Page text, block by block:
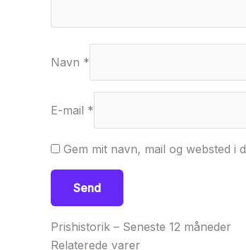
Navn *
E-mail *
Gem mit navn, mail og websted i
Prishistorik – Seneste 12 måneder
Relaterede varer